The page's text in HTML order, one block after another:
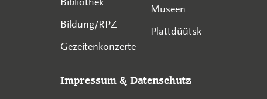
Bildung/RPZ
Gezeitenkonzerte
Museen
Plattdüütsk
Impressum & Datenschutz